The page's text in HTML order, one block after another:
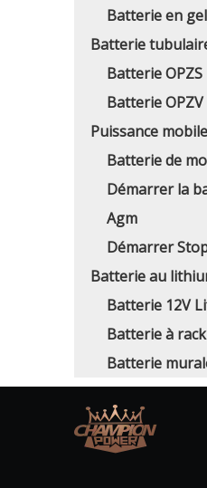
Batterie en gel
Batterie
Batterie OPZS
Batterie OPZV
Puissance mobile
Batterie de
Démarrer la
Agm
Démarrer
Batterie au
Batterie 12V
Batterie à rack
Batterie